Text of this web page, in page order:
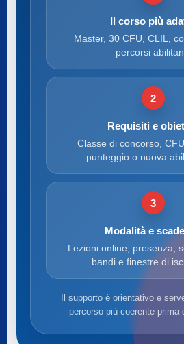
Il corso più
Master, 30 CFU, CLIL,
percorsi
2
Requisiti e
Classe di concorso,
punteggio o nuova
3
Modalità e
Lezioni online, presenza,
bandi e finestre di
Il supporto è orientativo e
percorso più coerente prima